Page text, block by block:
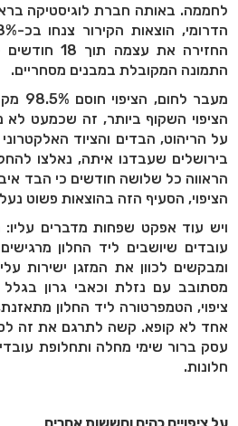
לחממה. באותה חברת לוגיסטיקה
החזירה את עצמה
התמונה המקובלת במבנים מסחריים.
מעבר לחום, הציפוי חוסם 98.5% מקרינת ה
הציפוי השקוף ביותר, זה שכמעט לא
על הריהוט, הבדים והציוד האלקטרוני
בירושלים שעבדנו איתה, נאלצו
הראווה כל שלושה חודשים כי הבד
הציפוי, הסעיף הזה בהוצאות פשוט
ויש עוד אפקט שפחות מדברים עליו:
עובדים שיושבים ליד החלון
ומבקשים לכוון את המזגן ישירות
מסתובב עם נזלת וכאבי גרון בגלל
ציפוי, הטמפרטורה ליד החלון
אחד לא קופא. קשה לתרגם את זה
עסק ברור שימי מחלה ותחלופת
חלונות.
על ציפויים כהים וחששות אחרים